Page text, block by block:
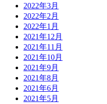
2022年3月
2022年2月
2022年1月
2021年12月
2021年11月
2021年10月
2021年9月
2021年8月
2021年6月
2021年5月